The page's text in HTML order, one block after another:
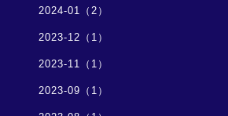
2024-01（2）
2023-12（1）
2023-11（1）
2023-09（1）